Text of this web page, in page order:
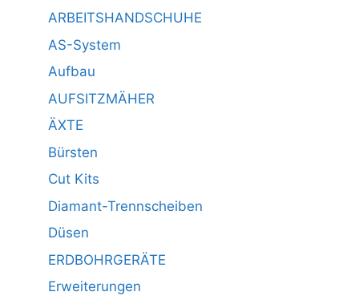
ARBEITSHANDSCHUHE
AS-System
Aufbau
AUFSITZMÄHER
ÄXTE
Bürsten
Cut Kits
Diamant-Trennscheiben
Düsen
ERDBOHRGERÄTE
Erweiterungen